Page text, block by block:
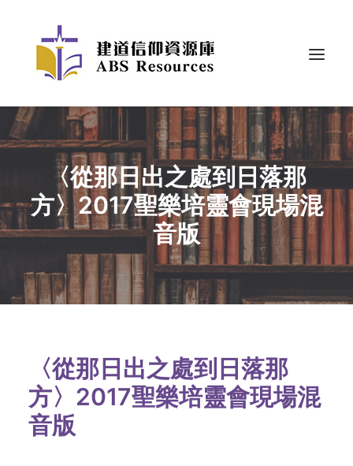
〈從那日出之處到日落那
方〉2017聖樂培靈會現場混
音版
〈從那日出之處到日落那
方〉2017聖樂培靈會現場混
音版